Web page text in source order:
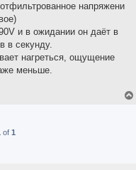
напряжени
и в ожидании он даёт в
в секунду.
нагреться, ощущение
меньше.
of 1